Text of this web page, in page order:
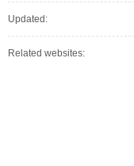
Updated:
Related websites: